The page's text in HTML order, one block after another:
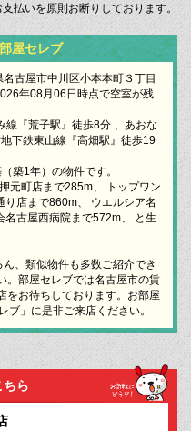
払いを原則お断りしております。
屋セレブ
古屋市中川区小本本町３丁目
年08月06日時点で空室が残
『荒子駅』徒歩8分 、あおな
下鉄東山線『高畑駅』徒歩19
築1年）の物件です。
元町店まで285m、 トップワン
店まで860m、 ウエルシア名
古屋西病院まで572m、 と生
、類似物件も多数ご紹介でき
。部屋セレブでは名古屋市の賃
をお待ちしております。お部屋
ブ」に是非ご来店ください。
ら